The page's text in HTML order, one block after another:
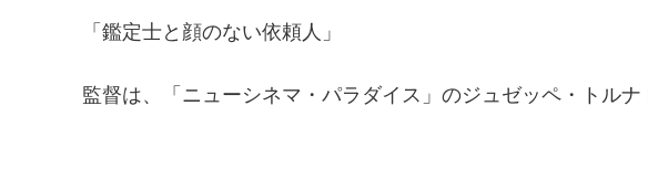
「鑑定士と顔のない依頼人」
監督は、「ニューシネマ・パラダイス」のジュゼッペ・トルナ